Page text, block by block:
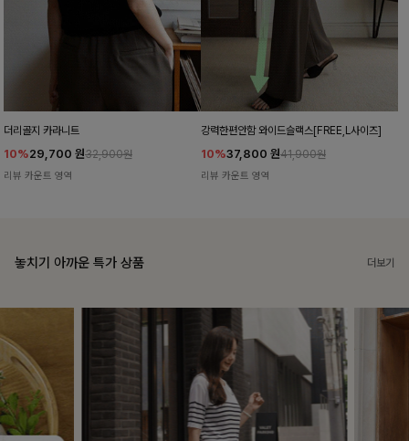
더리골지 카라니트
10%29,700 원32,900원
리뷰 카운트 영역
강력한편안함 와이드슬랙스[FREE,L사이즈]
10%37,800 원41,900원
리뷰 카운트 영역
놓치기 아까운 특가 상품 더보기